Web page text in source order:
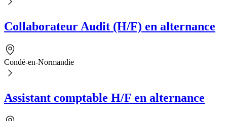
Collaborateur Audit (H/F) en alternance
Condé-en-Normandie
Assistant comptable H/F en alternance